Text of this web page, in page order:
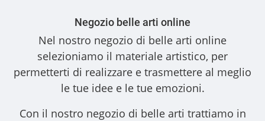
Negozio belle arti online
Nel nostro negozio di belle arti online
selezioniamo il materiale artistico, per
permetterti di realizzare e trasmettere al meglio
le tue idee e le tue emozioni.
Con il nostro negozio di belle arti trattiamo in